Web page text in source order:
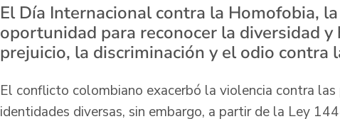
El Día Internacional contra la Homofobia,
oportunidad para reconocer la diversidad
prejuicio, la discriminación y el odio contra
El conflicto colombiano exacerbó la violencia contra
identidades diversas, sin embargo, a partir de la Ley